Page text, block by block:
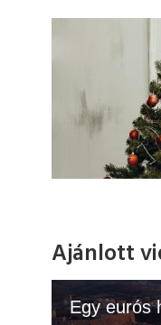
Ajánlott
Egy eurós